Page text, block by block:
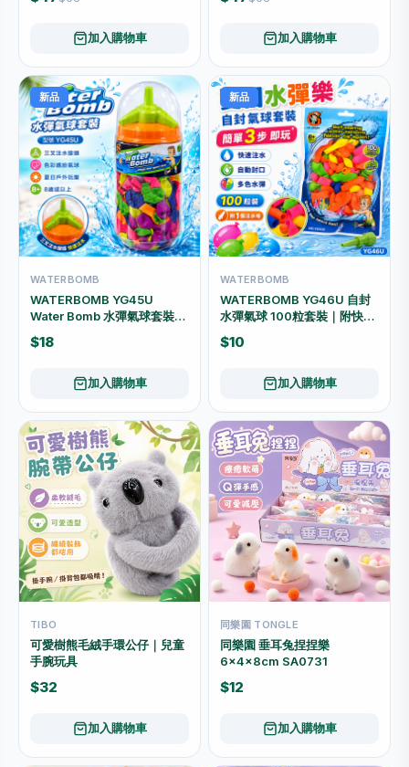
加入購物車 加入購物車
新品
WATERBOMB
WATERBOMB YG45U
Water Bomb 水彈氣球套裝
250粒｜三叉快速注水接頭 8
歲以上
$18
加入購物車
新品
WATERBOMB
WATERBOMB YG46U 自封
水彈氣球 100粒套裝｜附快速
注水接頭 夏日戶外玩具
$10
加入購物車
TIBO
可愛樹熊毛絨手環公仔｜兒童
手腕玩具
$32
加入購物車
同樂園 TONGLE
同樂園 垂耳兔捏捏樂
6×4×8cm SA0731
$12
加入購物車